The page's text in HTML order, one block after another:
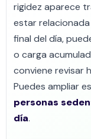
rigidez aparece
estar
final del día,
o carga
conviene revisar
Puedes ampliar
personas
día.